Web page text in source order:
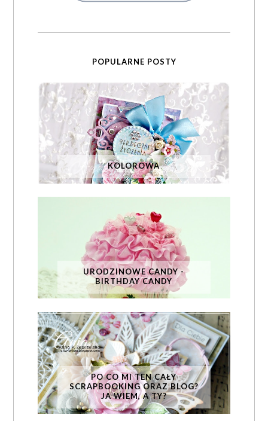
POPULARNE POSTY
KOLOROWA
URODZINOWE CANDY -
BIRTHDAY CANDY
PO CO MI TEN CAŁY
SCRAPBOOKING ORAZ BLOG?
JA WIEM, A TY?